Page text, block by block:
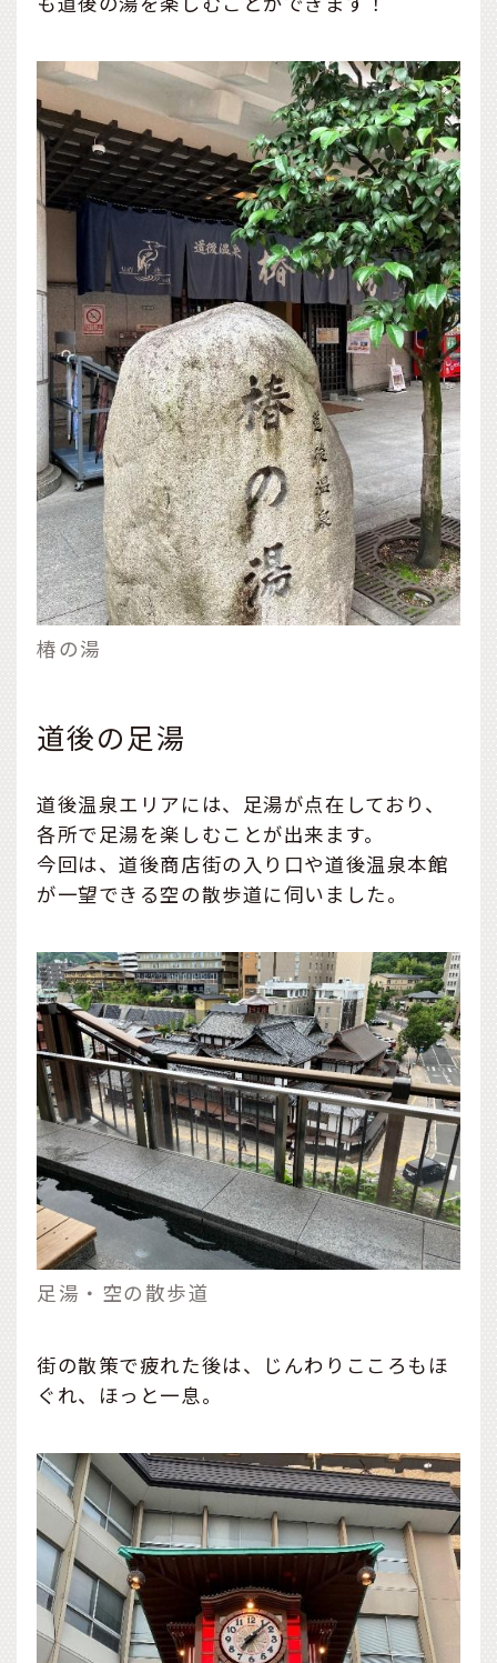
椿の湯
道後の足湯
道後温泉エリアには、足湯が点在しており、
各所で足湯を楽しむことが出来ます。
今回は、道後商店街の入り口や道後温泉本館
が一望できる空の散歩道に伺いました。
足湯・空の散歩道
街の散策で疲れた後は、じんわりこころもほ
ぐれ、ほっと一息。